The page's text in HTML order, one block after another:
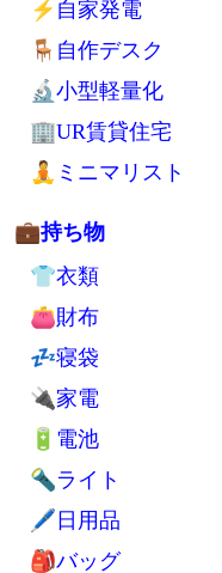
🗾シンプルライフ
🚪室内
🗄収納
🚰洗濯
✨掃除
💪健康
🚮ゴミ処分
🦟害虫対策
⚡自家発電
🪑自作デスク
🔬小型軽量化